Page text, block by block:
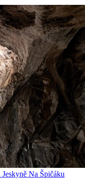
Na Špičáku